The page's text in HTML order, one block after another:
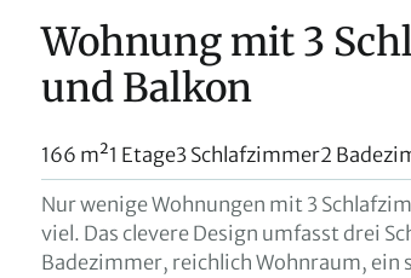
Wohnung mit 3
und Balkon
166 m²1 Etage3 Schlafzimmer2
Nur wenige Wohnungen mit 3
viel. Das clevere Design umfasst drei
Badezimmer, reichlich Wohnraum,